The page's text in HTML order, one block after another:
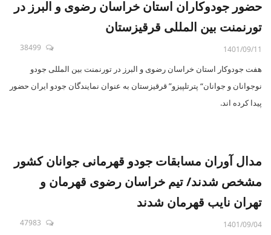
حضور جودوکاران استان خراسان رضوی و البرز در
تورنمنت بین المللی قرقیزستان
1401/09/11
38499
هفت جودوکار استان خراسان رضوی و البرز در تورنمنت بین المللی جودو
نوجوانان و جوانان“ پترتلپیزو” قرقیزستان به عنوان نمایندگان جودو ایران حضور
پیدا کرده اند.
مدال آوران مسابقات جودو قهرمانی جوانان کشور
مشخص شدند/ تیم خراسان رضوی قهرمان و
تهران نایب قهرمان شدند
1401/09/04
47983